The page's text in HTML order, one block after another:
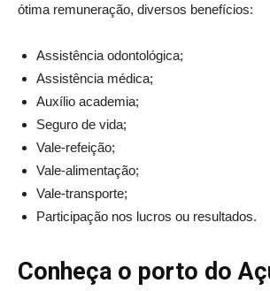
ótima remuneração, diversos benefícios:
Assistência odontológica;
Assistência médica;
Auxílio academia;
Seguro de vida;
Vale-refeição;
Vale-alimentação;
Vale-transporte;
Participação nos lucros ou resultados.
Conheça o porto do